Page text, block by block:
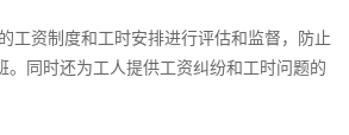
工资制度和工时安排进行评估和监督，防止
。同时还为工人提供工资纠纷和工时问题的